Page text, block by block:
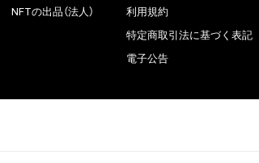
NFTの出品（法人）
利用規約
特定商取引法に基づく表記
電子公告